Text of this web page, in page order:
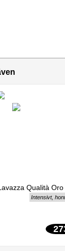
Qualità
Intensivt,